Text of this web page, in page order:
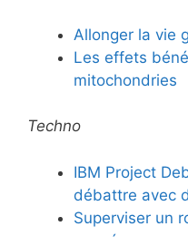
Allonger la vie
Les effets
mitochondries
Techno
IBM Project
débattre avec
Superviser un